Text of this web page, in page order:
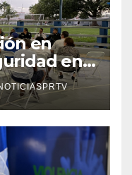
en
en